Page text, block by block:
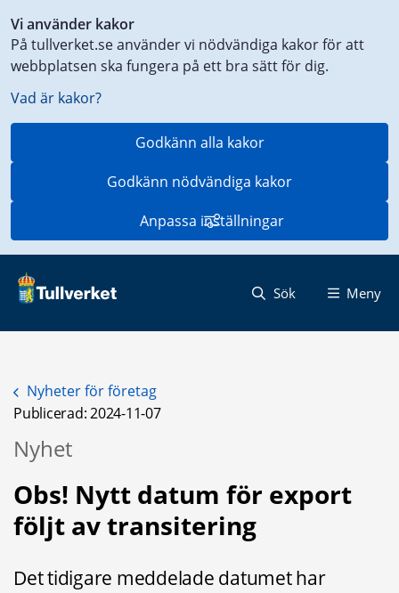
Vi använder kakor
På tullverket.se använder vi nödvändiga kakor för att
webbplatsen ska fungera på ett bra sätt för dig.
Vad är kakor?
Godkänn alla kakor
Godkänn nödvändiga kakor
Anpassa inställningar
till
innehåll
på
aktuell
Sök Meny
Nyheter för företag
Publicerad: 2024-11-07
Nyhet
Obs! Nytt datum för export
följt av transitering
Det tidigare meddelade datumet har